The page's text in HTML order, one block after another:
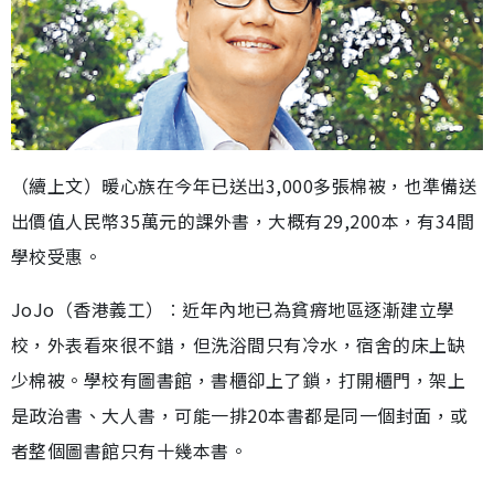
（續上文）暖心族在今年已送出3,000多張棉被，也準備送
出價值人民幣35萬元的課外書，大概有29,200本，有34間
學校受惠。
JoJo（香港義工）︰近年內地已為貧瘠地區逐漸建立學
校，外表看來很不錯，但洗浴間只有冷水，宿舍的床上缺
少棉被。學校有圖書館，書櫃卻上了鎖，打開櫃門，架上
是政治書、大人書，可能一排20本書都是同一個封面，或
者整個圖書館只有十幾本書。